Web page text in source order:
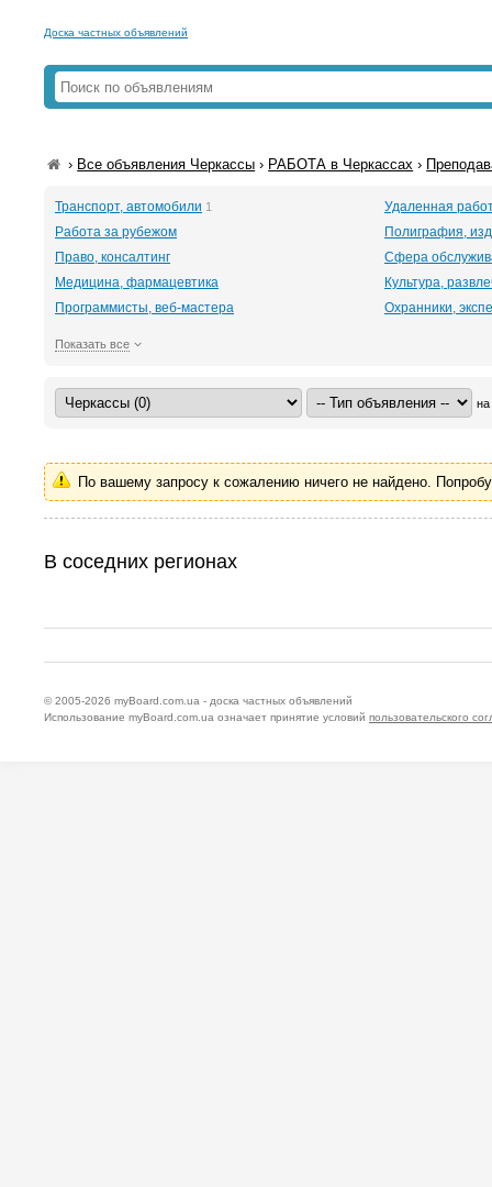
Доска частных объявлений
› Все объявления Черкассы › РАБОТА в Черкассах ›
Транспорт, автомобили 1
Удаленная
Работа за рубежом
Полиграфия,
Право, консалтинг
Сфера
Медицина, фармацевтика
Культура,
Программисты, веб-мастера
Охранники,
Показать все
на
По вашему запросу к сожалению ничего не найдено.
В соседних регионах
© 2005-2026 myBoard.com.ua - доска частных объявлений
Использование myBoard.com.ua означает принятие условий пользовательского